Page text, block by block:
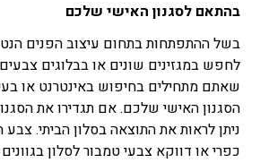
בהתאם לסגנון האישי שלכם
בשל ההתפתחות בתחום עיצוב הפנים
לחפש במגזינים שונים או בבלוגים
שאתם מתחילים בחיפוש באינטרנט או
הסגנון האישי שלכם. אם תגדירו את
ניתן לראות את התוצאה בסלון הביתי.
כפרי או דווקא צבעי טמבור לסלון בגוונים